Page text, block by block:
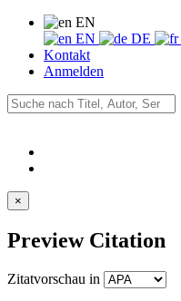
EN
EN
DE
Kontakt
Anmelden
×
Preview Citation
Zitatvorschau in